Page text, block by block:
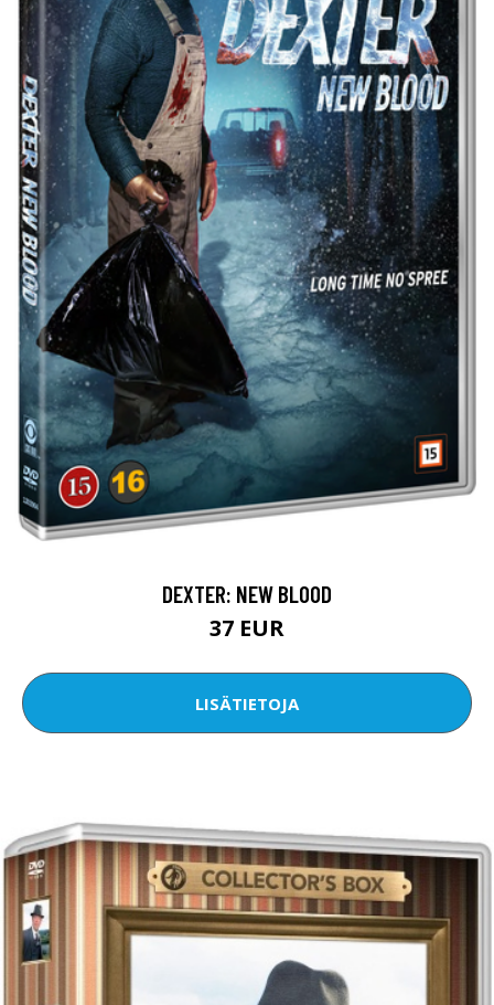
DEXTER: NEW BLOOD
37 EUR
LISÄTIETOJA